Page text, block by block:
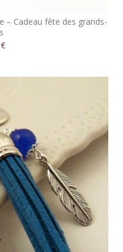
– Cadeau fête des grands-